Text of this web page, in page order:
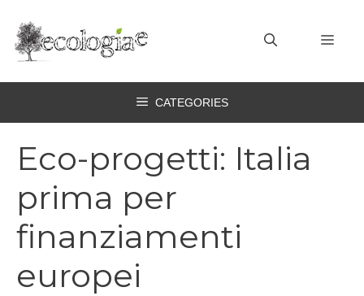
contenuto
CATEGORIES
Eco-progetti: Italia
prima per
finanziamenti
europei